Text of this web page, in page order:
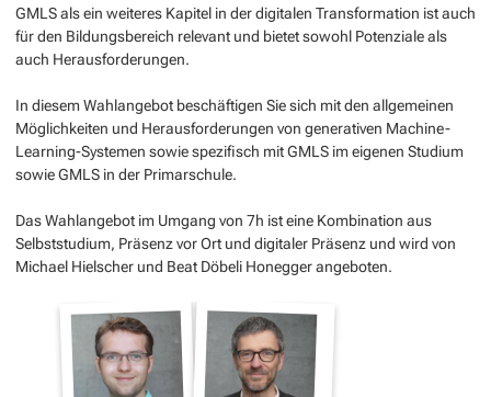
GMLS als ein weiteres Kapitel in der digitalen Transformation ist auch
für den Bildungsbereich relevant und bietet sowohl Potenziale als
auch Herausforderungen.
In diesem Wahlangebot beschäftigen Sie sich mit den allgemeinen
Möglichkeiten und Herausforderungen von generativen Machine-
Learning-Systemen sowie spezifisch mit GMLS im eigenen Studium
sowie GMLS in der Primarschule.
Das Wahlangebot im Umgang von 7h ist eine Kombination aus
Selbststudium, Präsenz vor Ort und digitaler Präsenz und wird von
Michael Hielscher und Beat Döbeli Honegger angeboten.